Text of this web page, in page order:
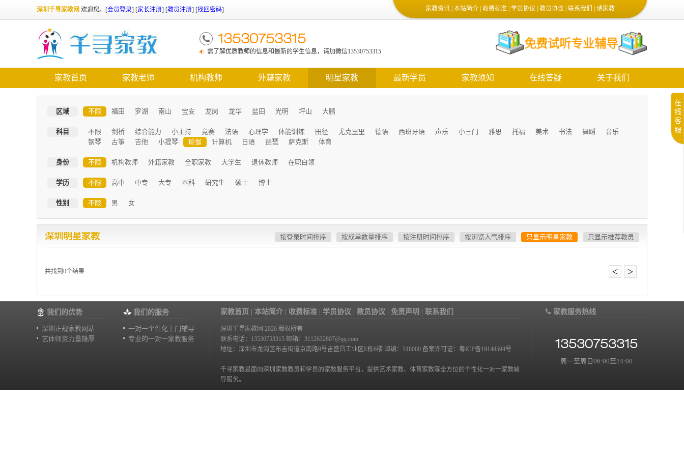
深圳千寻家教网 欢迎您。 [会员登录] [家长注册] [教员注册] [找回密码] 家教资讯 本站简介 收费标准 学员协议 教员协议 联系我们 请家教
13530753315
千寻家教网隆重上线，欢迎光临！
需了解优质教师的信息和最新的学生信息，请加微信13530753315
家教首页 家教老师 机构教师 外籍家教 明星家教 最新学员 家教须知 在线答疑 关于我们
区域 不限 福田 罗湖 南山 宝安 龙岗 龙华 盐田 光明 坪山 大鹏
科目 不限 剑桥 综合能力 小主持 竞赛 法语 心理学 体能训练 田径 尤克里里 德语 西班牙语 声乐 小三门 雅思 托福 美术 书法 舞蹈
音乐
钢琴
古筝 吉他 小提琴 瑜伽 计算机 日语 琵琶 萨克斯 体育
身份 不限 机构教师 外籍家教 全职家教 大学生 退休教师 在职白领
学历 不限 高中 中专 大专 本科 研究生 硕士 博士
性别 不限 男 女
深圳明星家教 按登录时间排序 按成单数量排序 按注册时间排序 按浏览人气排序 只显示明星家教 只显示推荐教员
＞
＜
共找到0个结果
我们的优势
深圳正规家教网站
艺体师资力量雄厚
我们的服务
一对一个性化上门辅导
专业的一对一家教服务
家教首页 本站简介 收费标准 学员协议 教员协议 免责声明 联系我们
深圳千寻家教网 2026 版权所有
联系电话：13530753315 邮箱：3112632807@qq.com
地址：深圳市龙岗区布吉街道京南路9号吉盛昌工业区E栋6楼 邮编：518000 备案许可证： 粤ICP备19148594号
千寻家教是面向深圳家教教员和学员的家教服务平台，提供艺术家教、体育家教等全方位的个性化一对一家教辅
导服务。
家教服务热线
13530753315
周一至周日06:00至24:00
在
线
客
服